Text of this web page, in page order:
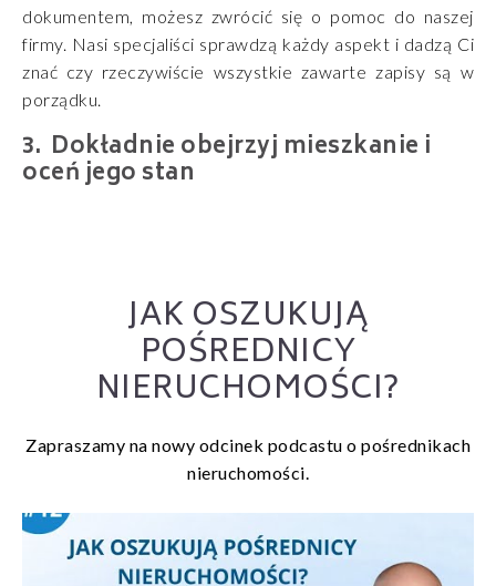
dokumentem, możesz zwrócić się o pomoc do naszej
firmy. Nasi specjaliści sprawdzą każdy aspekt i dadzą Ci
znać czy rzeczywiście wszystkie zawarte zapisy są w
porządku.
Dokładnie obejrzyj mieszkanie i
oceń jego stan
JAK OSZUKUJĄ
POŚREDNICY
NIERUCHOMOŚCI?
Zapraszamy na nowy odcinek podcastu o pośrednikach
nieruchomości.